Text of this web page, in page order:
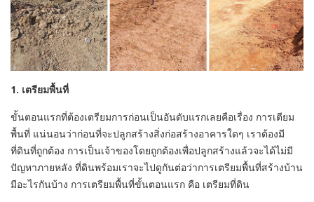
1. เตรียมพื้นที่
ขั้นตอนแรกที่ต้องเตรียมการก่อนเป็นอันดับแรกเลยคือเรื่อง การเตียม
พื้นที่ แน่นอนว่าก่อนที่จะปลูกสร้างสิ่งก่อสร้างอาคารใดๆ เราต้องมี
ที่ดินที่ถูกต้อง การเป็นเจ้าของโดยถูกต้องเพื่อปลูกสร้างแล้วจะได้ไม่มี
ปัญหาภายหลัง ที่ดินพร้อมเราจะไปดูกันต่อว่าการเตรียมพื้นที่สร้างบ้าน
มีอะไรกันบ้าง การเตรียมพื้นที่ขั้นตอนแรก คือ เตรียมที่ดิน